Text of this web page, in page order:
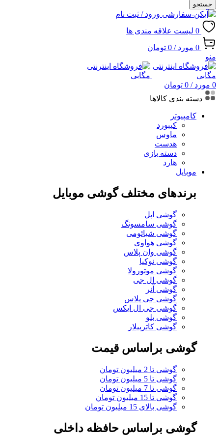
جستجو
ورود / ثبت نام
0 لیست علاقه مندی ها
0 مورد/
0 تومان
منو
0 مورد/
0 تومان
دسته بندی کالاها
کامپیوتر
کیبورد
ماوس
هدست
دسته بازی
هارد
موبایل
برندهای مختلف گوشی موبایل
گوشی اپل
گوشی سامسونگ
گوشی شیائومی
گوشی هواوی
گوشی وان پلاس
گوشی نوکیا
گوشی موتورولا
گوشی ال جی
گوشی آنر
گوشی جی پلاس
گوشی جی ال ایکس
گوشی بلو
گوشی کاترپیلار
گوشی براساس قیمت
گوشی تا 2 میلیون تومان
گوشی تا 5 میلیون تومان
گوشی تا 7 میلیون تومان
گوشی تا 15 میلیون تومان
گوشی بالای 15 میلیون تومان
گوشی براساس حافظه داخلی